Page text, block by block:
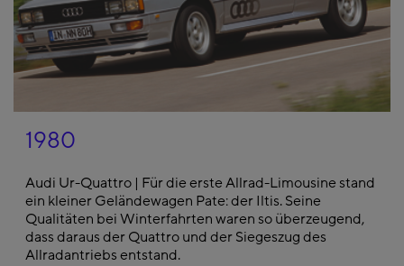
1980
Audi Ur-Quattro | Für die erste Allrad-Limousine stand
ein kleiner Geländewagen Pate: der Iltis. Seine
Qualitäten bei Winterfahrten waren so überzeugend,
dass daraus der Quattro und der Siegeszug des
Allradantriebs entstand.